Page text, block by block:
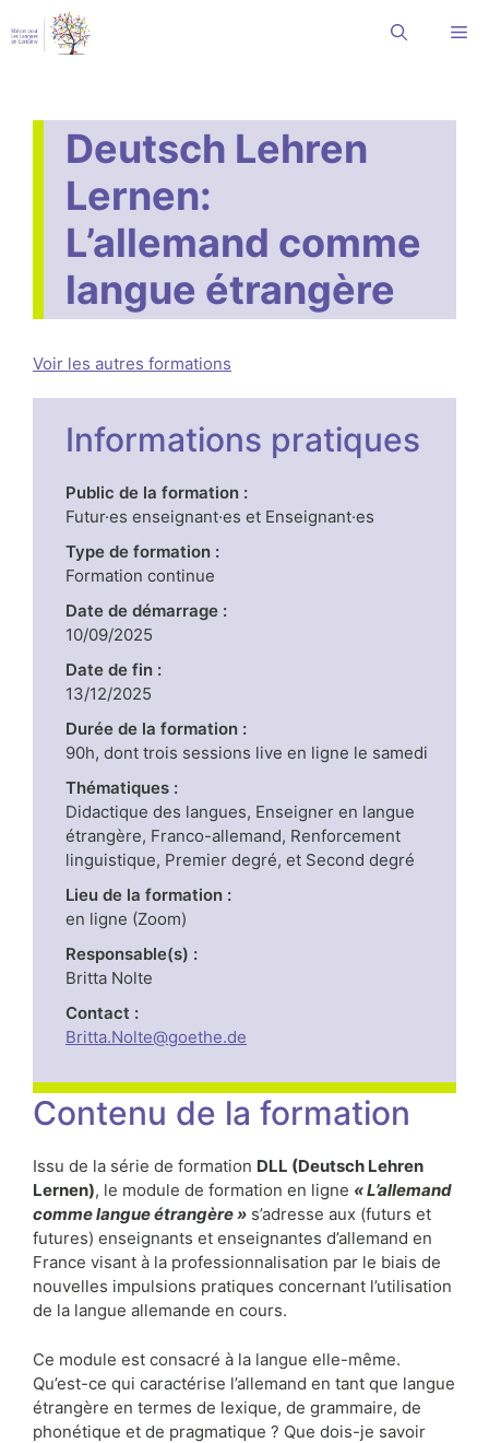
au
contenu
Deutsch Lehren
Lernen:
L’allemand comme
langue étrangère
Voir les autres formations
Informations pratiques
Public de la formation :
Futur·es enseignant·es et Enseignant·es
Type de formation :
Formation continue
Date de démarrage :
10/09/2025
Date de fin :
13/12/2025
Durée de la formation :
90h, dont trois sessions live en ligne le samedi
Thématiques :
Didactique des langues, Enseigner en langue
étrangère, Franco-allemand, Renforcement
linguistique, Premier degré, et Second degré
Lieu de la formation :
en ligne (Zoom)
Responsable(s) :
Britta Nolte
Contact :
Britta.Nolte@goethe.de
Contenu de la formation
Issu de la série de formation DLL (Deutsch Lehren
Lernen), le module de formation en ligne « L’allemand
comme langue étrangère » s’adresse aux (futurs et
futures) enseignants et enseignantes d’allemand en
France visant à la professionnalisation par le biais de
nouvelles impulsions pratiques concernant l’utilisation
de la langue allemande en cours.
Ce module est consacré à la langue elle-même.
Qu’est-ce qui caractérise l’allemand en tant que langue
étrangère en termes de lexique, de grammaire, de
phonétique et de pragmatique ? Que dois-je savoir